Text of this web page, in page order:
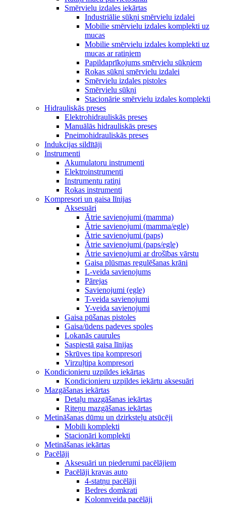
Smērvielu izdales iekārtas
Industriālie sūkņi smērvielu izdalei
Mobilie smērvielu izdales komplekti uz
mucas
Mobilie smērvielu izdales komplekti uz
mucas ar ratiņiem
Papildaprīkojums smērvielu sūkņiem
Rokas sūkņi smērvielu izdalei
Smērvielu izdales pistoles
Smērvielu sūkņi
Stacionārie smērvielu izdales komplekti
Hidrauliskās preses
Elektrohidrauliskās preses
Manuālās hidrauliskās preses
Pneimohidrauliskās preses
Indukcijas sildītāji
Instrumenti
Akumulatoru instrumenti
Elektroinstrumenti
Instrumentu ratiņi
Rokas instrumenti
Kompresori un gaisa līnijas
Aksesuāri
Ātrie savienojumi (mamma)
Ātrie savienojumi (mamma/egle)
Ātrie savienojumi (paps)
Ātrie savienojumi (paps/egle)
Ātrie savienojumi ar drošības vārstu
Gaisa plūsmas regulēšanas krāni
L-veida savienojums
Pārejas
Savienojumi (egle)
T-veida savienojumi
Y-veida savienojumi
Gaisa pūšanas pistoles
Gaisa/ūdens padeves spoles
Lokanās caurules
Saspiestā gaisa līnijas
Skrūves tipa kompresori
Virzuļtipa kompresori
Kondicionieru uzpildes iekārtas
Kondicionieru uzpildes iekārtu aksesuāri
Mazgāšanas iekārtas
Detaļu mazgāšanas iekārtas
Riteņu mazgāšanas iekārtas
Metināšanas dūmu un dzirksteļu atsūcēji
Mobili komplekti
Stacionāri komplekti
Metināšanas iekārtas
Pacēlāji
Aksesuāri un piederumi pacēlājiem
Pacēlāji kravas auto
4-statņu pacēlāji
Bedres domkrati
Kolonnveida pacēlāji